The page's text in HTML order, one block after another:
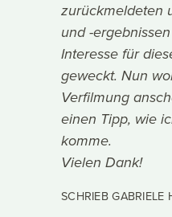
zurückmeldeten
und -
Interesse für
geweckt. Nun
Verfilmung
einen Tipp, wie
komme.
Vielen Dank!
SCHRIEB GABRIELE